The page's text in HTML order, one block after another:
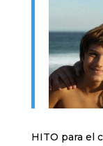
HITO para el